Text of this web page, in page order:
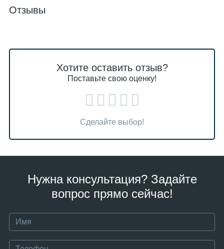
Отзывы
Хотите оставить отзыв?
Поставьте свою оценку!
Сделайте выбор!
Нужна консультация? Задайте
вопрос прямо сейчас!